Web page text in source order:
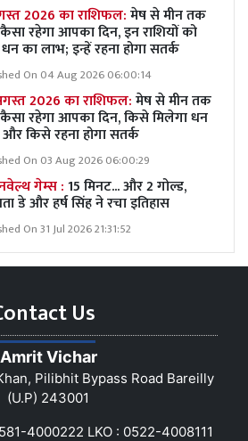
2026 का राशिफल:मेष से मीन तक
रहेगा आपका दिन, इन राशियों को
धन का लाभ; इन्हें रहना होगा सतर्क
On 04 Aug 2026 06:00:14
2026 का राशिफल:मेष से मीन तक
रहेगा आपका दिन, किसे मिलेगा धन
किसे रहना होगा सतर्क
On 03 Aug 2026 06:00:29
गेम्स :15 मिनट... और 2 गोल्ड,
डे और हर्ष सिंह ने रचा इतिहास
On 31 Jul 2026 21:31:52
Us
Amrit Vichar
Pilibhit Bypass Road Bareilly
(U.P) 243001
4000222 LKO : 0522-4008111